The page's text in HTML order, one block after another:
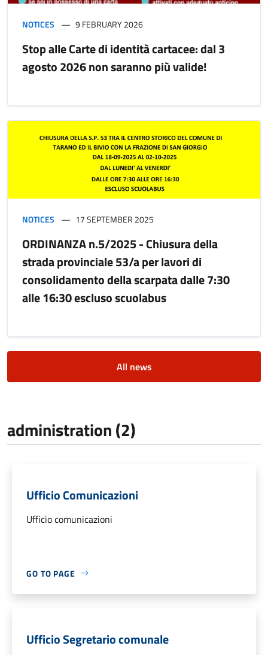
NOTICES 9 FEBRUARY 2026
Stop alle Carte di identità cartacee: dal 3
agosto 2026 non saranno più valide!
NOTICES 17 SEPTEMBER 2025
ORDINANZA n.5/2025 - Chiusura della
strada provinciale 53/a per lavori di
consolidamento della scarpata dalle 7:30
alle 16:30 escluso scuolabus
All news
administration (2)
Ufficio Comunicazioni
Ufficio comunicazioni
GO TO PAGE
Ufficio Segretario comunale